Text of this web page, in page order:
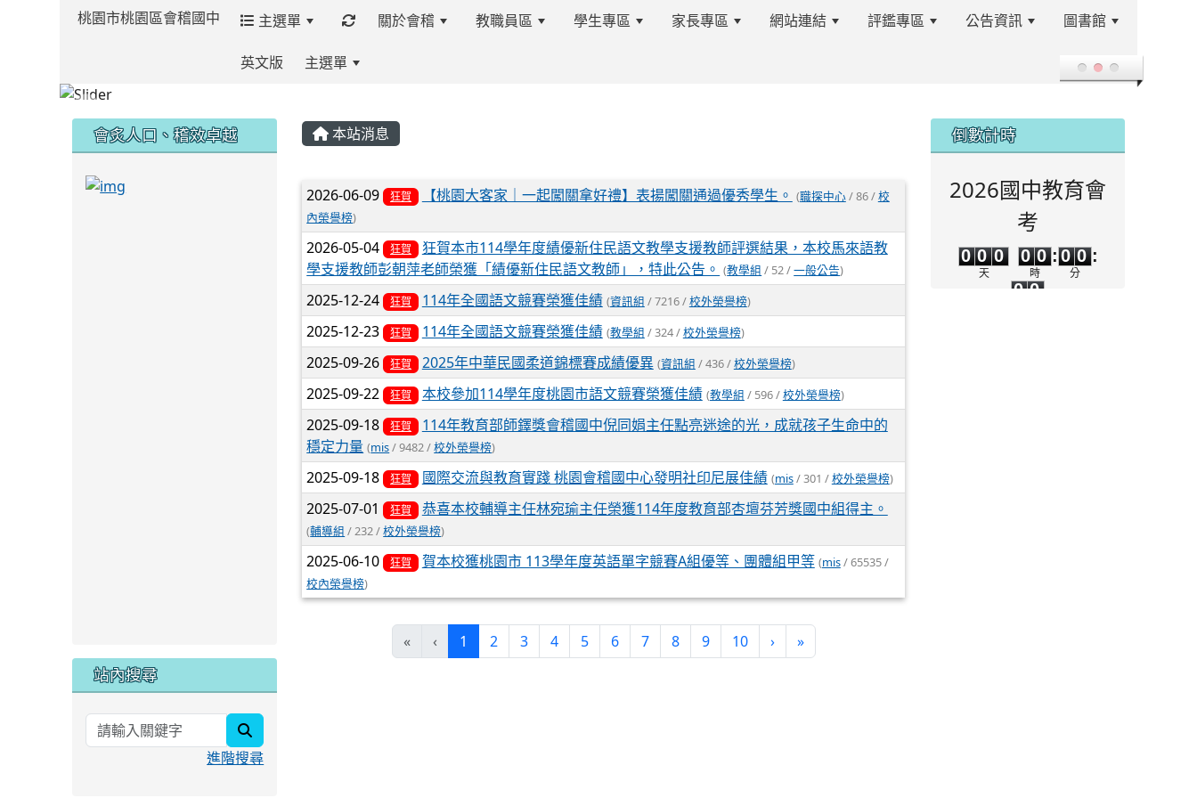
桃園市桃園區會稽國中 主選單 關於會稽 教職員區 學生專區 家長專區 網站連結 評鑑專區 公告資訊 圖書館
英文版 主選單 登入
本站消息
文章列表
2026-06-09 狂賀 【桃園大客家｜一起闖關拿好禮】表揚闖關通過優秀學生。 (職探中心/ 86 /校
內榮譽榜)
2026-05-04 狂賀
狂賀本市114學年度績優新住民語文教學支援教師評選結果，本校馬來語教
學支援教師彭朝萍老師榮獲「績優新住民語文教師」，特此公告。 (教學組 / 52 /一般公告)
2025-12-24 狂賀 114年全國語文競賽榮獲佳績 (資訊組 / 7216 /校外榮譽榜)
2025-12-23 狂賀 114年全國語文競賽榮獲佳績 (教學組 / 324 /校外榮譽榜)
2025-09-26 狂賀 2025年中華民國柔道錦標賽成績優異 (資訊組 / 436 /校外榮譽榜)
2025-09-22 狂賀 本校參加114學年度桃園市語文競賽榮獲佳績 (教學組 / 596 /校外榮譽榜)
2025-09-18 狂賀
114年教育部師鐸獎會稽國中倪同娟主任點亮迷途的光，成就孩子生命中的
穩定力量 (mis/ 9482 /校外榮譽榜)
2025-09-18 狂賀 國際交流與教育實踐 桃園會稽國中心發明社印尼展佳績 (mis/ 301 /校外榮譽榜)
2025-07-01 狂賀 恭喜本校輔導主任林宛瑜主任榮獲114年度教育部杏壇芬芳獎國中組得主。
(輔導組 / 232 /校外榮譽榜)
2025-06-10 狂賀 賀本校獲桃園市 113學年度英語單字競賽A組優等、團體組甲等 (mis/ 65535 /
校內榮譽榜)
« ‹ 1 (current)
2 3 4 5 6 7 8 9 10 › »
會炙人口、稽效卓越
link to https://sites.google.com/kjjhs.tyc.edu.tw/kjjhsnews/%E9%A6%96%E9%A0%81
link to https://sites.google.com/kjjhs.tyc.edu.tw/kjjhsnews/%E9%A6%96%E9%A0%81
站內搜尋
進階搜尋
倒數計時
2026國中教育會
考
0 0 0
天
0
0 0
時
: 0 0
分
:
0
0
0
0